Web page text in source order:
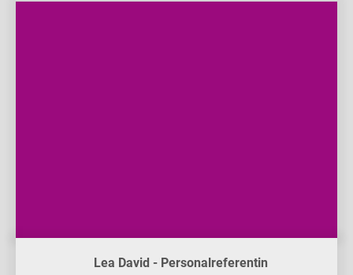
Lea David - Personalreferentin